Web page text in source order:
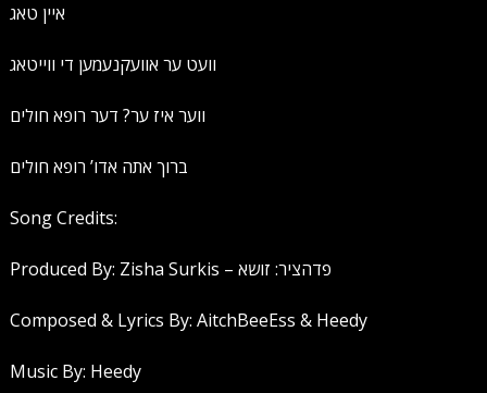
איין טאג
וועט ער אוועקנעמען די ווייטאג
ווער איז ער? דער רופא חולים
ברוך אתה אדו’ רופא חולים
Song Credits:
Produced By: Zisha Surkis – פדהציר: זושא
Composed & Lyrics By: AitchBeeEss & Heedy
Music By: Heedy